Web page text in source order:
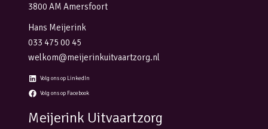
3800 AM Amersfoort
Hans Meijerink
033 475 00 45
welkom@meijerinkuitvaartzorg.nl
Volg ons op LinkedIn
Volg ons op Facebook
Meijerink Uitvaartzorg